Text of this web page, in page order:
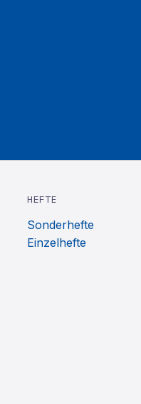
HEFTE
Sonderhefte
Einzelhefte